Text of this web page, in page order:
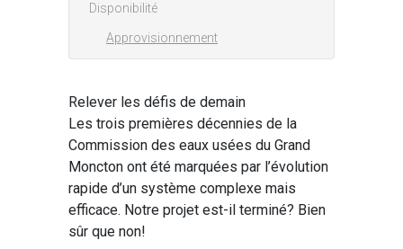
Relever les défis de demain
Les trois premières décennies de la
Commission des eaux usées du Grand
Moncton ont été marquées par l’évolution
rapide d’un système complexe mais
efficace. Notre projet est-il terminé? Bien
sûr que non!
Disponibilité
Approvisionnement